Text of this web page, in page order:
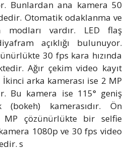
Bunlardan ana kamera 50
Otomatik odaklanma ve
modları vardır. LED flaş
açıklığı bulunuyor.
30 fps kara hızında
Ağır çekim video kayıt
arka kamerası ise 2 MP
Bu kamera ise 115° geniş
kamerasıdır. Ön
çözünürlükte bir selfie
1080p ve 30 fps video
s